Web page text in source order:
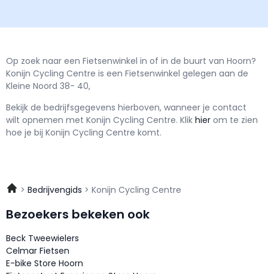
Op zoek naar een Fietsenwinkel in of in de buurt van Hoorn?
Konijn Cycling Centre is een Fietsenwinkel gelegen aan de
Kleine Noord 38- 40,
Bekijk de bedrijfsgegevens hierboven, wanneer je contact
wilt opnemen met Konijn Cycling Centre. Klik hier om te zien
hoe je bij Konijn Cycling Centre komt.
Bedrijvengids Konijn Cycling Centre
Bezoekers bekeken ook
Beck Tweewielers
Celmar Fietsen
E-bike Store Hoorn